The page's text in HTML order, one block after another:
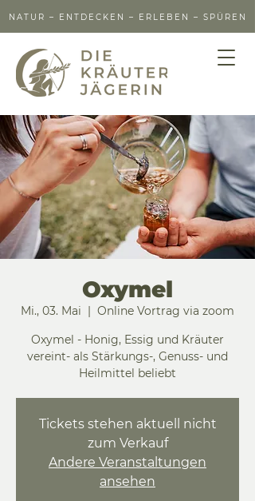
NATUR – ENTDECKEN – ERLEBEN – SPÜREN
Oxymel
Mi., 03. Mai
  |
Online Vortrag via zoom
Oxymel - Honig, Essig und Kräuter
vereint- als Stärkungs-, Genuss- und
Heilmittel beliebt
Tickets stehen aktuell nicht
zum Verkauf
Andere Veranstaltungen
ansehen